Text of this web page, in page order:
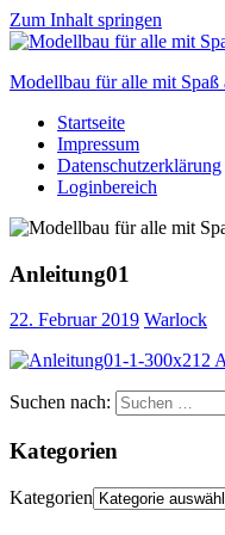
Zum Inhalt springen
Modellbau für alle mit Spaß
Scale
modelling
to
Startseite
Impressum
Datenschutzerklärung
Loginbereich
Anleitung01
22. Februar 2019 Warlock
Suchen nach:
Kategorien
Kategorien